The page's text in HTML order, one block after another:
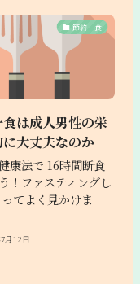
節約 食
は成人男性の栄
大丈夫なのか
康法で 16時間断食
！ファスティングし
てよく見かけま
月12日